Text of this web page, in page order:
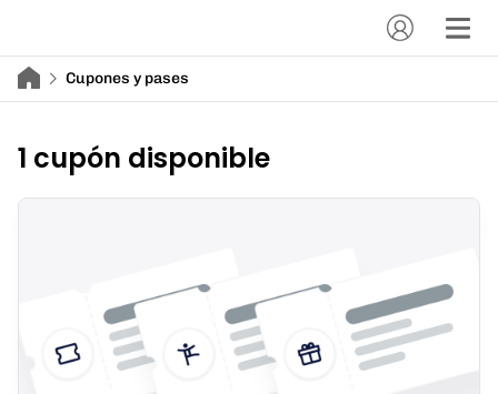
Cupones y pases
1 cupón disponible